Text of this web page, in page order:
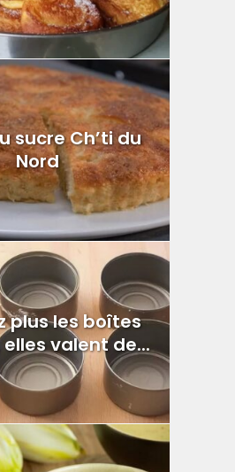
sucre Ch’ti du
Nord
plus les boîtes
valent de...